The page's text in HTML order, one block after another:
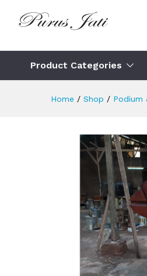
Product Categories
Home / Shop / Podium
Description